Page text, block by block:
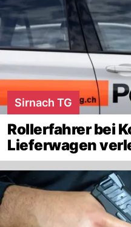
Sirnach TG
Rollerfahrer bei
Lieferwagen